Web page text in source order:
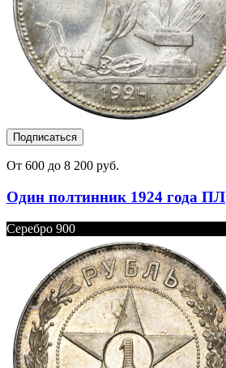
Подписаться
От 600 до 8 200 руб.
Один полтинник 1924 года ПЛ
Серебро 900